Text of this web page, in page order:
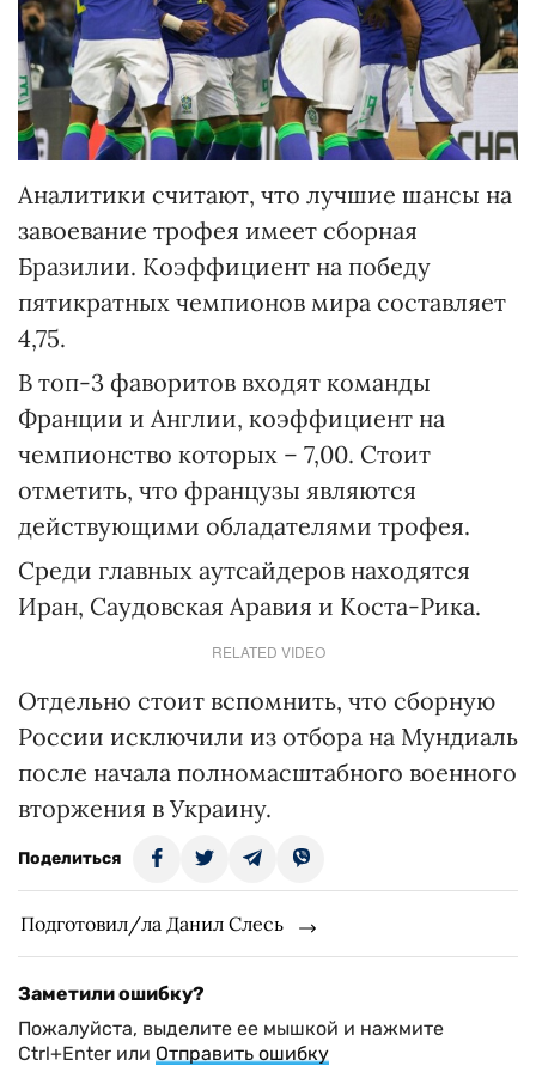
Аналитики считают, что лучшие шансы на
завоевание трофея имеет сборная
Бразилии. Коэффициент на победу
пятикратных чемпионов мира составляет
4,75.
В топ-3 фаворитов входят команды
Франции и Англии, коэффициент на
чемпионство которых – 7,00. Стоит
отметить, что французы являются
действующими обладателями трофея.
Среди главных аутсайдеров находятся
Иран, Саудовская Аравия и Коста-Рика.
RELATED VIDEO
Отдельно стоит вспомнить, что сборную
России исключили из отбора на Мундиаль
после начала полномасштабного военного
вторжения в Украину.
Поделиться
Подготовил/ла Данил Слесь
Заметили ошибку?
Пожалуйста, выделите ее мышкой и нажмите
Ctrl+Enter или Отправить ошибку